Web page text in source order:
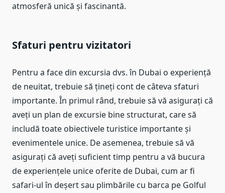
atmosferă unică și fascinantă.
Sfaturi pentru vizitatori
Pentru a face din excursia dvs. în Dubai o experiență
de neuitat, trebuie să țineți cont de câteva sfaturi
importante. În primul rând, trebuie să vă asigurați că
aveți un plan de excursie bine structurat, care să
includă toate obiectivele turistice importante și
evenimentele unice. De asemenea, trebuie să vă
asigurați că aveți suficient timp pentru a vă bucura
de experiențele unice oferite de Dubai, cum ar fi
safari-ul în deșert sau plimbările cu barca pe Golful